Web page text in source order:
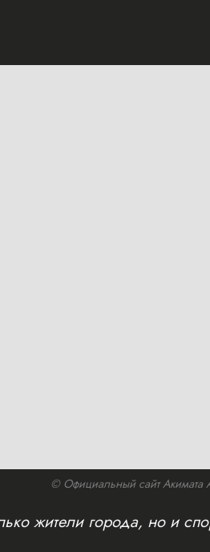
© Официальный сайт Акимата
жители города, но и